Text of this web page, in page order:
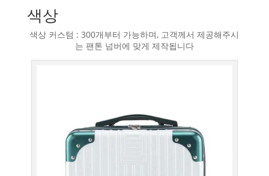
색상
색상 커스텀 : 300개부터 가능하며, 고객께서 제공해주시
는 팬톤 넘버에 맞게 제작됩니다